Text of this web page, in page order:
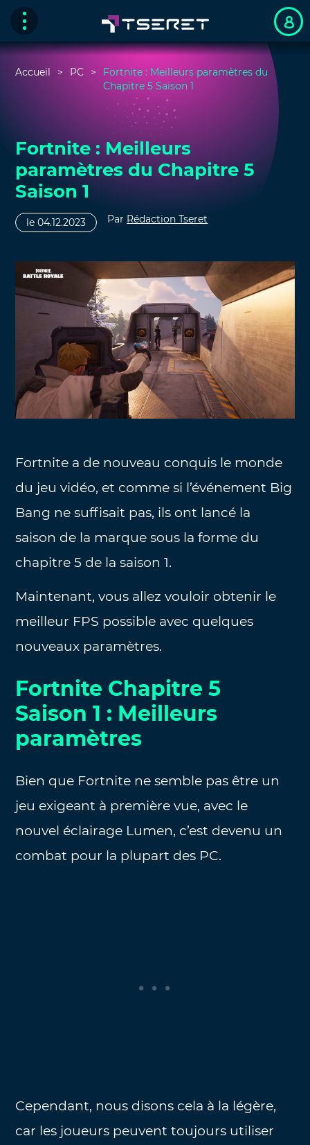
Accueil PC
Fortnite : Meilleurs paramètres du
Chapitre 5 Saison 1
Fortnite : Meilleurs
paramètres du Chapitre 5
Saison 1
le 04.12.2023 Par Rédaction Tseret
Fortnite a de nouveau conquis le monde
du jeu vidéo, et comme si l’événement Big
Bang ne suffisait pas, ils ont lancé la
saison de la marque sous la forme du
chapitre 5 de la saison 1.
Maintenant, vous allez vouloir obtenir le
meilleur FPS possible avec quelques
nouveaux paramètres.
Fortnite Chapitre 5
Saison 1 : Meilleurs
paramètres
Bien que Fortnite ne semble pas être un
jeu exigeant à première vue, avec le
nouvel éclairage Lumen, c’est devenu un
combat pour la plupart des PC.
Cependant, nous disons cela à la légère,
car les joueurs peuvent toujours utiliser